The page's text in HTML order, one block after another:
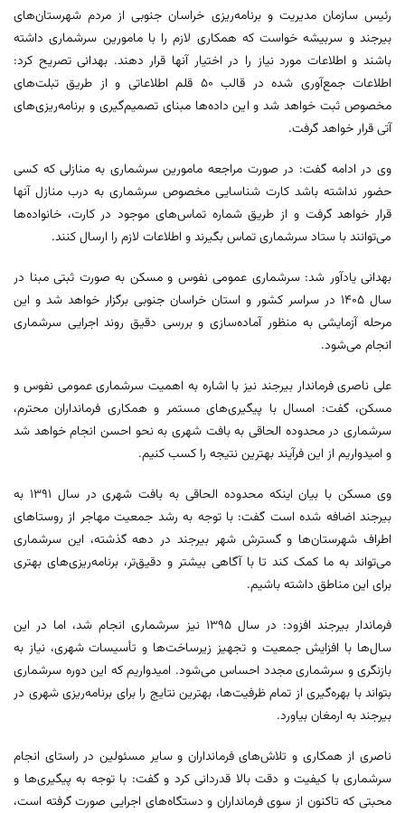
رئیس سازمان مدیریت و برنامه‌ریزی خراسان جنوبی از مردم شهرستان‌های
بیرجند و سربیشه خواست که همکاری لازم را با مامورین سرشماری داشته
باشند و اطلاعات مورد نیاز را در اختیار آنها قرار دهند. بهدانی تصریح کرد:
اطلاعات جمع‌آوری شده در قالب 50 قلم اطلاعاتی و از طریق تبلت‌های
مخصوص ثبت خواهد شد و این داده‌ها مبنای تصمیم‌گیری و برنامه‌ریزی‌های
آتی قرار خواهد گرفت.
وی در ادامه گفت: در صورت مراجعه مامورین سرشماری به منازلی که کسی
حضور نداشته باشد کارت شناسایی مخصوص سرشماری به درب منازل آنها
قرار خواهد گرفت و از طریق شماره تماس‌های موجود در کارت، خانواده‌ها
می‌توانند با ستاد سرشماری تماس بگیرند و اطلاعات لازم را ارسال کنند.
بهدانی یادآور شد: سرشماری عمومی نفوس و مسکن به صورت ثبتی مبنا در
سال 1405 در سراسر کشور و استان خراسان جنوبی برگزار خواهد شد و این
مرحله آزمایشی به منظور آماده‌سازی و بررسی دقیق روند اجرایی سرشماری
انجام می‌شود.
علی ناصری فرماندار بیرجند نیز با اشاره به اهمیت سرشماری عمومی نفوس و
مسکن، گفت: امسال با پیگیری‌های مستمر و همکاری فرمانداران محترم،
سرشماری در محدوده الحاقی به بافت شهری به نحو احسن انجام خواهد شد
و امیدواریم از این فرآیند بهترین نتیجه را کسب کنیم.
وی مسکن با بیان اینکه محدوده الحاقی به بافت شهری در سال 1391 به
بیرجند اضافه شده است گفت: با توجه به رشد جمعیت مهاجر از روستاهای
اطراف شهرستان‌ها و گسترش شهر بیرجند در دهه گذشته، این سرشماری
می‌تواند به ما کمک کند تا با آگاهی بیشتر و دقیق‌تر، برنامه‌ریزی‌های بهتری
برای این مناطق داشته باشیم.
فرماندار بیرجند افزود: در سال 1395 نیز سرشماری انجام شد، اما در این
سال‌ها با افزایش جمعیت و تجهیز زیرساخت‌ها و تأسیسات شهری، نیاز به
بازنگری و سرشماری مجدد احساس می‌شود. امیدواریم که این دوره سرشماری
بتواند با بهره‌گیری از تمام ظرفیت‌ها، بهترین نتایج را برای برنامه‌ریزی شهری در
بیرجند به ارمغان بیاورد.
ناصری از همکاری و تلاش‌های فرمانداران و سایر مسئولین در راستای انجام
سرشماری با کیفیت و دقت بالا قدردانی کرد و گفت: با توجه به پیگیری‌ها و
محبتی که تاکنون از سوی فرمانداران و دستگاه‌های اجرایی صورت گرفته است،